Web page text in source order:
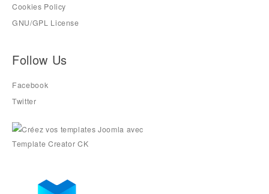
Cookies Policy
GNU/GPL License
Follow Us
Facebook
Twitter